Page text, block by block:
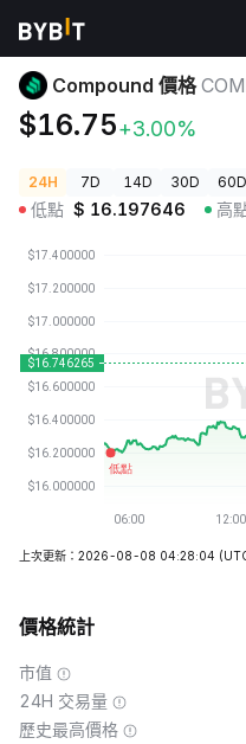
加密貨幣價格
Compound 價格
$16.75+3.00%
24H 7D 14D 30D 60D
低點 $ 16.197646 高
上次更新：2026-08-08 04:28:04
價格統計
市值
24H 交易量
歷史最高價格